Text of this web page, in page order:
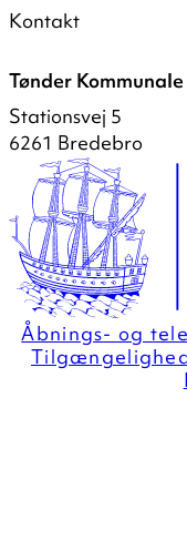
Kontakt
Tønder
Stationsvej 5
6261 Bredebro
Åbnings- og